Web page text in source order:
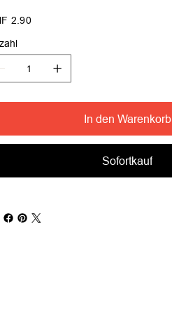
2.90
In den Warenkorb
Sofortkauf